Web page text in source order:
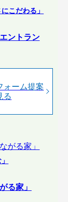
こだわる」
ントラン
ォーム提案
る
る家」